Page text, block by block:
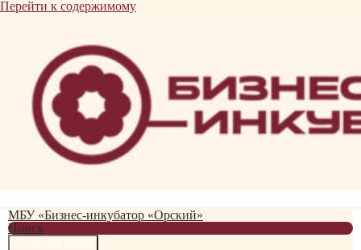
Перейти к содержимому
МБУ «Бизнес-инкубатор «Орский»
Поиск